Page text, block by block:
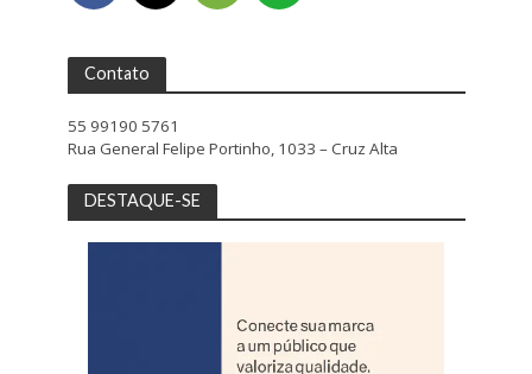
Contato
55 99190 5761
Rua General Felipe Portinho, 1033 – Cruz Alta
DESTAQUE-SE